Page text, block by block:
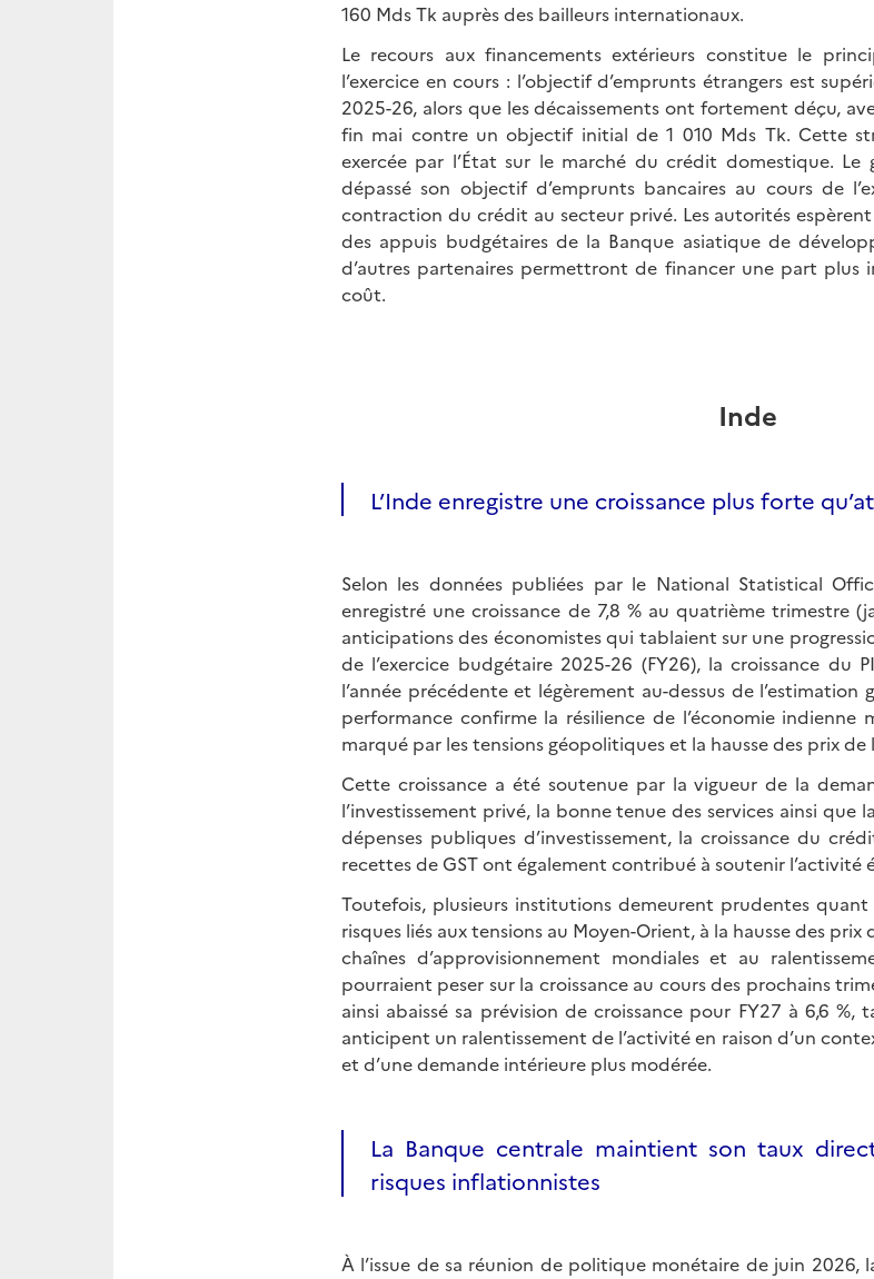
160 Mds Tk auprès des bailleurs internationaux.
Le recours aux financements extérieurs constitue le
l’exercice en cours : l’objectif d’emprunts étrangers est
2025-26, alors que les décaissements ont fortement déçu,
fin mai contre un objectif initial de 1 010 Mds Tk. Cette
exercée par l’État sur le marché du crédit domestique. Le
dépassé son objectif d’emprunts bancaires au cours de
contraction du crédit au secteur privé. Les autorités
des appuis budgétaires de la Banque asiatique de
d’autres partenaires permettront de financer une part
coût.
Inde
L’Inde enregistre une croissance plus forte
Selon les données publiées par le National Statistical
enregistré une croissance de 7,8 % au quatrième trimestre
anticipations des économistes qui tablaient sur une
de l’exercice budgétaire 2025-26 (FY26), la croissance du
l’année précédente et légèrement au-dessus de l’estimation
performance confirme la résilience de l’économie indienne
marqué par les tensions géopolitiques et la hausse des prix de
Cette croissance a été soutenue par la vigueur de la
l’investissement privé, la bonne tenue des services ainsi que
dépenses publiques d’investissement, la croissance du
recettes de GST ont également contribué à soutenir l’activité
Toutefois, plusieurs institutions demeurent prudentes quant
risques liés aux tensions au Moyen-Orient, à la hausse des
chaînes d’approvisionnement mondiales et au
pourraient peser sur la croissance au cours des prochains
ainsi abaissé sa prévision de croissance pour FY27 à 6,6 %,
anticipent un ralentissement de l’activité en raison d’un
et d’une demande intérieure plus modérée.
La Banque centrale maintient son taux
risques inflationnistes
À l’issue de sa réunion de politique monétaire de juin 2026,